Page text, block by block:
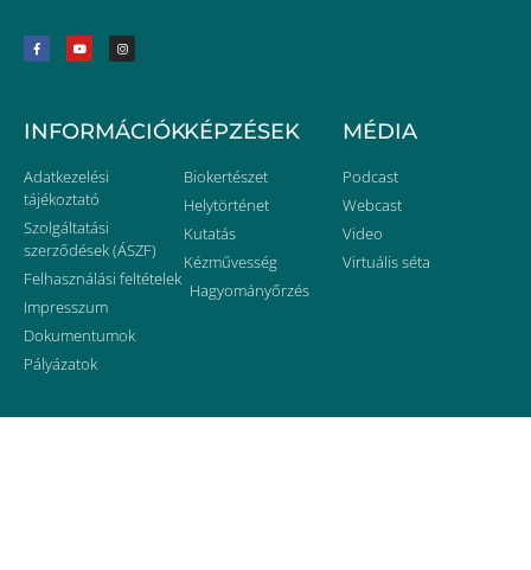
INFORMÁCIÓK
Adatkezelési
tájékoztató
Szolgáltatási
szerződések (ÁSZF)
Felhasználási feltételek
Impresszum
Dokumentumok
Pályázatok
KÉPZÉSEK
Biokertészet
Helytörténet
Kutatás
Kézművesség
Hagyományőrzés
MÉDIA
Podcast
Webcast
Video
Virtuális séta